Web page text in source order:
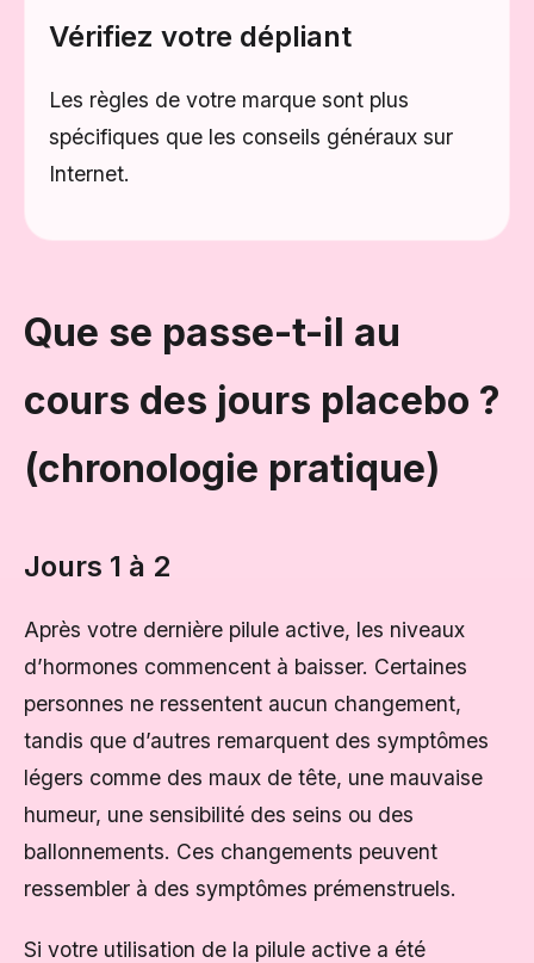
Vérifiez votre dépliant
Les règles de votre marque sont plus
spécifiques que les conseils généraux sur
Internet.
Que se passe-t-il au
cours des jours placebo ?
(chronologie pratique)
Jours 1 à 2
Après votre dernière pilule active, les niveaux
d’hormones commencent à baisser. Certaines
personnes ne ressentent aucun changement,
tandis que d’autres remarquent des symptômes
légers comme des maux de tête, une mauvaise
humeur, une sensibilité des seins ou des
ballonnements. Ces changements peuvent
ressembler à des symptômes prémenstruels.
Si votre utilisation de la pilule active a été